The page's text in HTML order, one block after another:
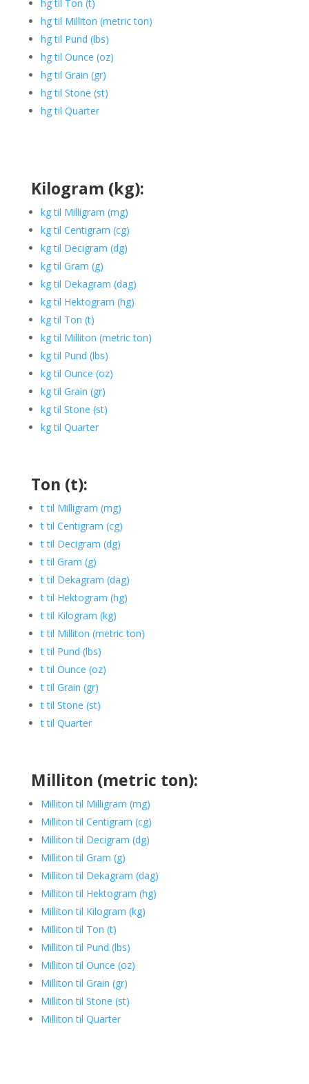
hg til Ton (t)
hg til Milliton (metric ton)
hg til Pund (lbs)
hg til Ounce (oz)
hg til Grain (gr)
hg til Stone (st)
hg til Quarter
Kilogram (kg):
kg til Milligram (mg)
kg til Centigram (cg)
kg til Decigram (dg)
kg til Gram (g)
kg til Dekagram (dag)
kg til Hektogram (hg)
kg til Ton (t)
kg til Milliton (metric ton)
kg til Pund (lbs)
kg til Ounce (oz)
kg til Grain (gr)
kg til Stone (st)
kg til Quarter
Ton (t):
t til Milligram (mg)
t til Centigram (cg)
t til Decigram (dg)
t til Gram (g)
t til Dekagram (dag)
t til Hektogram (hg)
t til Kilogram (kg)
t til Milliton (metric ton)
t til Pund (lbs)
t til Ounce (oz)
t til Grain (gr)
t til Stone (st)
t til Quarter
Milliton (metric ton):
Milliton til Milligram (mg)
Milliton til Centigram (cg)
Milliton til Decigram (dg)
Milliton til Gram (g)
Milliton til Dekagram (dag)
Milliton til Hektogram (hg)
Milliton til Kilogram (kg)
Milliton til Ton (t)
Milliton til Pund (lbs)
Milliton til Ounce (oz)
Milliton til Grain (gr)
Milliton til Stone (st)
Milliton til Quarter